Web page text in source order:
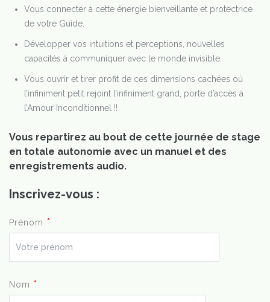
Vous connecter à cette énergie bienveillante et protectrice
de votre Guide.
Développer vos intuitions et perceptions, nouvelles
capacités à communiquer avec le monde invisible.
Vous ouvrir et tirer profit de ces dimensions cachées où
l’infiniment petit rejoint l’infiniment grand, porte d’accès à
l’Amour Inconditionnel !!
Vous repartirez au bout de cette journée de stage
en totale autonomie avec un manuel et des
enregistrements audio.
Inscrivez-vous :
Prénom *
Nom *